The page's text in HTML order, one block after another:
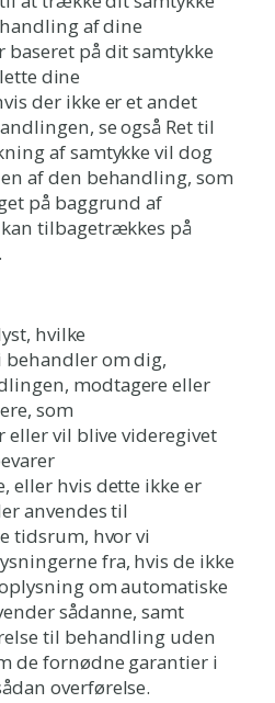
af dine
på dit samtykke
dine
der ikke er et andet
se også Ret til
af samtykke vil dog
af den behandling, som
på baggrund af
tilbagetrækkes på
hvilke
om dig,
modtagere eller
som
eller vil blive videregivet
eller hvis dette ikke er
anvendes til
tidsrum, hvor vi
fra, hvis de ikke
om automatiske
sådanne, samt
til behandling uden
de fornødne garantier i
overførelse.